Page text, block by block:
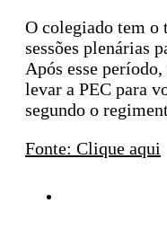
O colegiado tem o
sessões plenárias
Após esse
levar a PEC para
segundo o
Fonte: Clique aqui